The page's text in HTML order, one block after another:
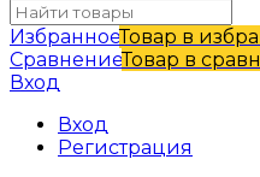
ИзбранноеТовар в
СравнениеТовар в
Вход
Вход
Регистрация